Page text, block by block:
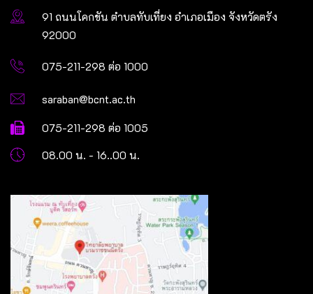
91 ถนนโคกขัน ตำบลทับเที่ยง อำเภอเมือง จังหวัดตรัง
92000
075-211-298 ต่อ 1000
saraban@bcnt.ac.th
075-211-298 ต่อ 1005
08.00 น. - 16..00 น.